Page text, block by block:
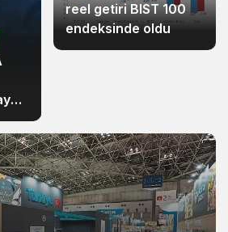
reel getiri BIST 100
endeksinde oldu